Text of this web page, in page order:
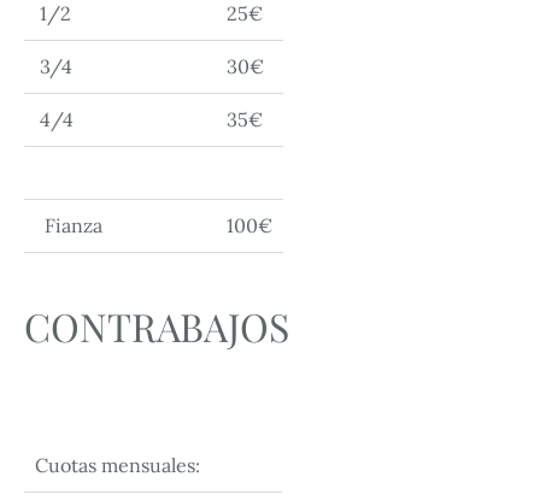
1/2 25€
3/4 30€
4/4 35€
Fianza 100€
CONTRABAJOS
Cuotas mensuales: